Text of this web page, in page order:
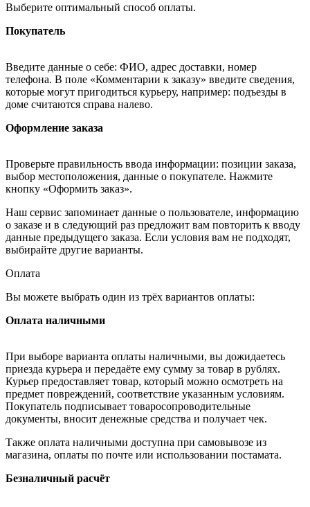
Выберите оптимальный способ оплаты.
Покупатель
Введите данные о себе: ФИО, адрес доставки, номер
телефона. В поле «Комментарии к заказу» введите сведения,
которые могут пригодиться курьеру, например: подъезды в
доме считаются справа налево.
Оформление заказа
Проверьте правильность ввода информации: позиции заказа,
выбор местоположения, данные о покупателе. Нажмите
кнопку «Оформить заказ».
Наш сервис запоминает данные о пользователе, информацию
о заказе и в следующий раз предложит вам повторить к вводу
данные предыдущего заказа. Если условия вам не подходят,
выбирайте другие варианты.
Оплата
Вы можете выбрать один из трёх вариантов оплаты:
Оплата наличными
При выборе варианта оплаты наличными, вы дожидаетесь
приезда курьера и передаёте ему сумму за товар в рублях.
Курьер предоставляет товар, который можно осмотреть на
предмет повреждений, соответствие указанным условиям.
Покупатель подписывает товаросопроводительные
документы, вносит денежные средства и получает чек.
Также оплата наличными доступна при самовывозе из
магазина, оплаты по почте или использовании постамата.
Безналичный расчёт